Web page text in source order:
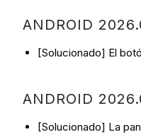
ANDROID
[Solucionado] El
ANDROID
[Solucionado] La